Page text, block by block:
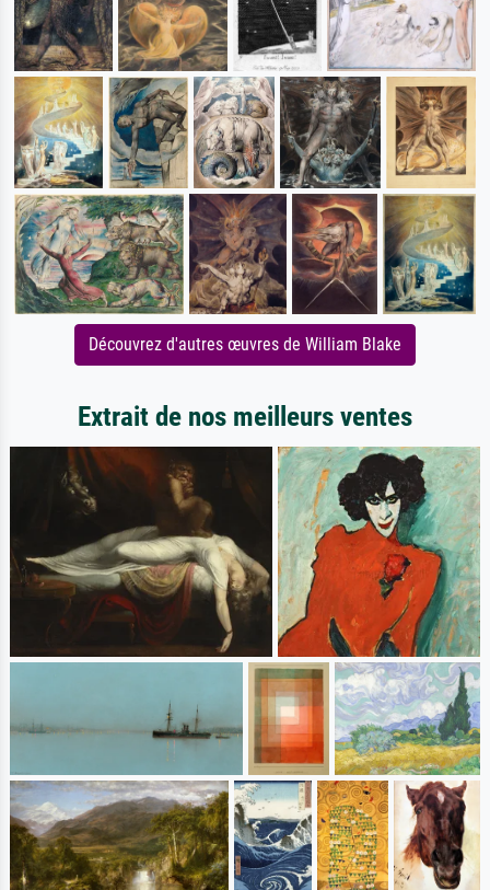
Découvrez d'autres œuvres de William Blake
Extrait de nos meilleurs ventes